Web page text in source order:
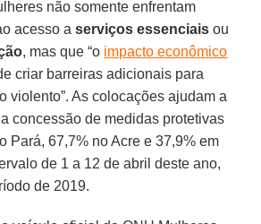
não somente enfrentam
acesso aserviços essenciais ou
, mas que “o impacto econômico
criar barreiras adicionais para
violento”. As colocações ajudam a
concessão de medidas protetivas
Pará, 67,7% no Acre e 37,9% em
de 1 a 12 de abril deste ano,
de 2019.